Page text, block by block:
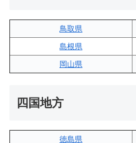
鳥取県
島根県
岡山県
四国地方
徳島県